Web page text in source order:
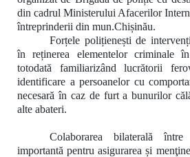
din cadrul Ministerului Afacerilor
întreprinderii din mun.Chișinău.
Forțele polițienești de
înreținerea elementelor criminale
totodată familiarizând lucrătorii
identificare a persoanelor cu
necesară în caz de furt a bunurilor
alte abateri.
Colaborarea bilaterală
importantă pentru asigurarea și